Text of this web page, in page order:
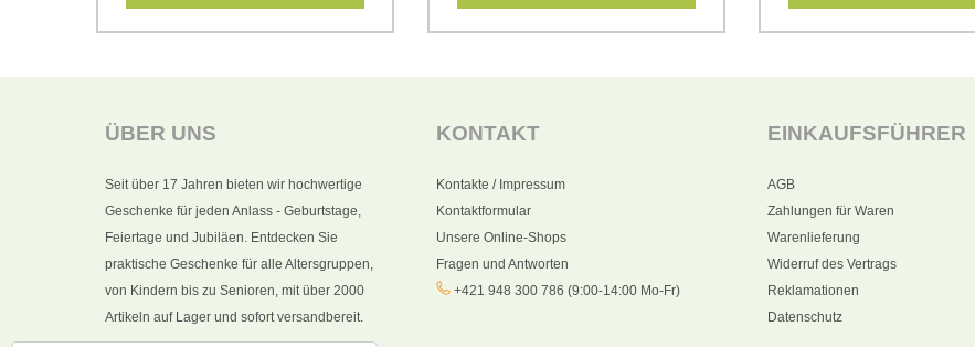
ÜBER UNS
Seit über 17 Jahren bieten wir hochwertige
Geschenke für jeden Anlass - Geburtstage,
Feiertage und Jubiläen. Entdecken Sie
praktische Geschenke für alle Altersgruppen,
von Kindern bis zu Senioren, mit über 2000
Artikeln auf Lager und sofort versandbereit.
KONTAKT
Kontakte / Impressum
Kontaktformular
Unsere Online-Shops
Fragen und Antworten
+421 948 300 786 (9:00-14:00 Mo-Fr)
EINKAUFSFÜHRER
AGB
Zahlungen für Waren
Warenlieferung
Widerruf des Vertrags
Reklamationen
Datenschutz